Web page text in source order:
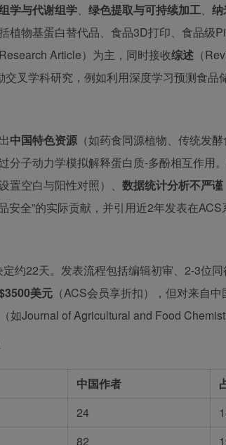
学与代谢组学、 绿色提取与可持续加工、 纳
植物基蛋白替代品、食品3D打印、食品级
Research Article）为主，同时接收综述 （
交叉学科研究，例如利用深度学习预测食品
中国特色资源（如药食同源植物、传统发
分子动力学模拟解释蛋白质-多酚相互作用
设置空白与阳性对照）、 数据统计分析不严谨
安全”的实际贡献，并引用近2年发表在
定约22天。发表流程包括编辑初审、2-3位
美元 （ACS会员享折扣），但对来自
如Journal of Agricultural and Food
中国作者
24
82